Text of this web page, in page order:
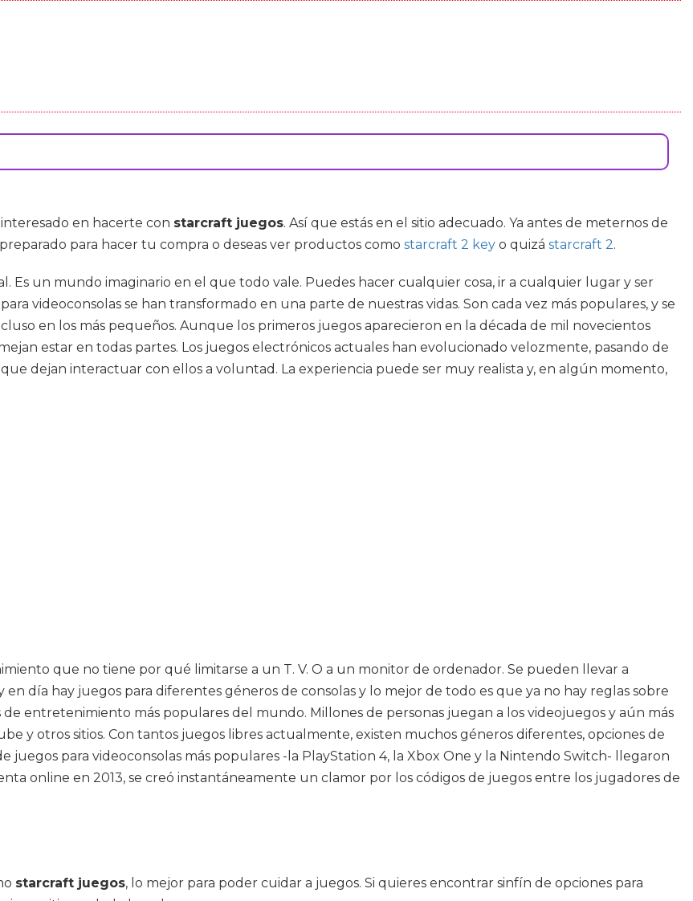
en hacerte con starcraft juegos. Así que estás en el sitio adecuado. Ya antes de meternos de
para hacer tu compra o deseas ver productos como starcraft 2 key o quizá starcraft 2.
Es un mundo imaginario en el que todo vale. Puedes hacer cualquier cosa, ir a cualquier lugar y ser
videoconsolas se han transformado en una parte de nuestras vidas. Son cada vez más populares, y se
en los más pequeños. Aunque los primeros juegos aparecieron en la década de mil novecientos
estar en todas partes. Los juegos electrónicos actuales han evolucionado velozmente, pasando de
dejan interactuar con ellos a voluntad. La experiencia puede ser muy realista y, en algún momento,
que no tiene por qué limitarse a un T. V. O a un monitor de ordenador. Se pueden llevar a
día hay juegos para diferentes géneros de consolas y lo mejor de todo es que ya no hay reglas sobre
entretenimiento más populares del mundo. Millones de personas juegan a los videojuegos y aún más
y otros sitios. Con tantos juegos libres actualmente, existen muchos géneros diferentes, opciones de
juegos para videoconsolas más populares -la PlayStation 4, la Xbox One y la Nintendo Switch- llegaron
online en 2013, se creó instantáneamente un clamor por los códigos de juegos entre los jugadores de
starcraft juegos, lo mejor para poder cuidar a juegos. Si quieres encontrar sinfín de opciones para